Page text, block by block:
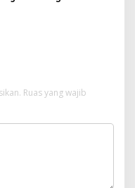
Ruas yang wajib